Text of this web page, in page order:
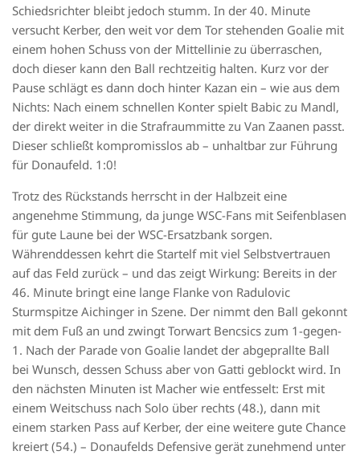
Schiedsrichter bleibt jedoch stumm. In der 40. Minute
versucht Kerber, den weit vor dem Tor stehenden Goalie mit
einem hohen Schuss von der Mittellinie zu überraschen,
doch dieser kann den Ball rechtzeitig halten. Kurz vor der
Pause schlägt es dann doch hinter Kazan ein – wie aus dem
Nichts: Nach einem schnellen Konter spielt Babic zu Mandl,
der direkt weiter in die Strafraummitte zu Van Zaanen passt.
Dieser schließt kompromisslos ab – unhaltbar zur Führung
für Donaufeld. 1:0!
Trotz des Rückstands herrscht in der Halbzeit eine
angenehme Stimmung, da junge WSC-Fans mit Seifenblasen
für gute Laune bei der WSC-Ersatzbank sorgen.
Währenddessen kehrt die Startelf mit viel Selbstvertrauen
auf das Feld zurück – und das zeigt Wirkung: Bereits in der
46. Minute bringt eine lange Flanke von Radulovic
Sturmspitze Aichinger in Szene. Der nimmt den Ball gekonnt
mit dem Fuß an und zwingt Torwart Bencsics zum 1-gegen-
1. Nach der Parade von Goalie landet der abgeprallte Ball
bei Wunsch, dessen Schuss aber von Gatti geblockt wird. In
den nächsten Minuten ist Macher wie entfesselt: Erst mit
einem Weitschuss nach Solo über rechts (48.), dann mit
einem starken Pass auf Kerber, der eine weitere gute Chance
kreiert (54.) – Donaufelds Defensive gerät zunehmend unter